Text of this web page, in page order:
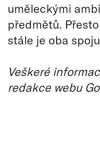
uměleckými
předmětů.
stále je oba
Veškeré
redakce webu